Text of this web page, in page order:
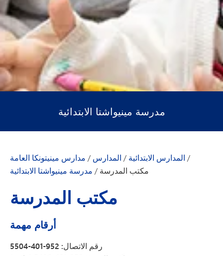
مدرسة مينيواشتا الابتدائية
مدارس مينيتونكا العامة / المدارس / المدارس الابتدائية /
مدرسة مينيواشتا الابتدائية / مكتب المدرسة
مكتب المدرسة
أرقام مهمة
رقم الاتصال: 952-401-5504